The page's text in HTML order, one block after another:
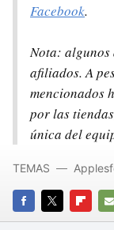
Facebook.
Nota: algunos
afiliados. A
mencionados
por las
única del
FACEBOOK
TWITTER
E-
TEMAS